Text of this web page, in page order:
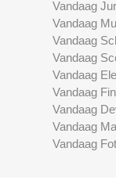
Vandaag
Vandaag
Vandaag
Vandaag
Vandaag
Vandaag
Vandaag
Vandaag
Vandaag